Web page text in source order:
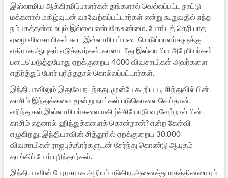
இஸ்லாமிய ஆக்கிரமிப்பாளர்கள் தங்களால் வெல்லப்பட்ட நாட்டு
மக்களால் மகிழ்வுடன் வரவேற்கப்பட்டார்கள் என்று கூறுவதில் எந்த
நம்பகத்தன்மையும் இல்லை என்பதே உண்மை. போரிடத் தெரியாத
ஏழை விவசாயிகள் கூட இஸ்லாமியப் படையெடுப்பாளர்களுக்கு
எதிராக ஆயுதம் எடுத்தார்கள். காஸா மீது இஸ்லாமிய அரேபியர்கள்
படையெடுத்தபோது ஏறக்குறைய 4000 விவசாயிகள் அவர்களை
எதிர்த்துப் போர் புரிந்ததால் கொல்லப்பட்டார்கள்.
இந்தியாவிலும் இதுவே நடந்தது. முன்பே கூறியபடி சிந்துவில் பின்-
காசிம் இந்துக்களை மூன்று நாட்கள் படுகொலை செய்தான்.
ஹிந்துகள் இஸ்லாமியர்களை மகிழ்ச்சியோடு வரவேற்றால் பின்-
காசிம் எதனால் ஹிந்துக்களைக் கொன்றான்? என்ற கேள்வி
எழுகிறது. இந்தியாவின் சித்தூரில் ஏறக்குறைய 30,000
விவசாயிகள் ராஜபுத்திரர்களுடன் சேர்ந்து கொண்டு ஆயுதம்
தாங்கிப் போர் புரிந்தார்கள்.
இந்தியாவின் பேரரசராக அறியப்படுகிற, அனைத்து மதத்தினரையும்